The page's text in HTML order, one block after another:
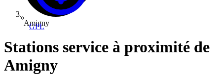
GPL
Amigny
Stations service à proximité de
Amigny